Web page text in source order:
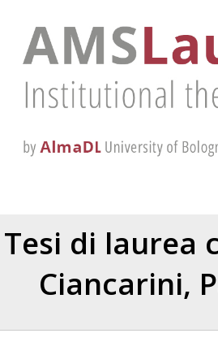
Tesi di laurea
Ciancarini,